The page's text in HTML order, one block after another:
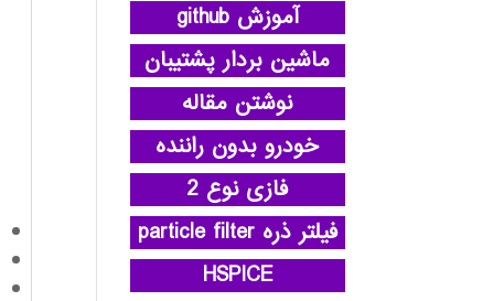
آموزش github
ماشین بردار پشتیبان
نوشتن مقاله
خودرو بدون راننده
فازی نوع 2
فیلتر ذره particle filter
HSPICE